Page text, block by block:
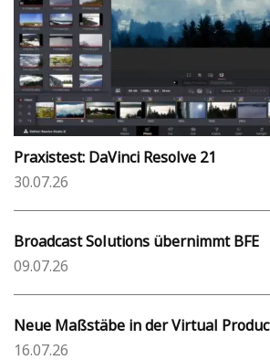
Praxistest: DaVinci Resolve 21
30.07.26
Broadcast Solutions übernimmt BFE
09.07.26
Neue Maßstäbe in der Virtual
16.07.26